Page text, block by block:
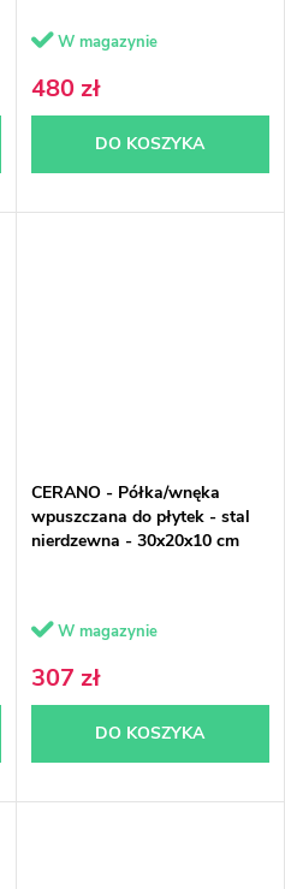
W magazynie
480 zł
DO KOSZYKA
CERANO - Półka/wnęka
wpuszczana do płytek - stal
nierdzewna - 30x20x10 cm
W magazynie
307 zł
DO KOSZYKA